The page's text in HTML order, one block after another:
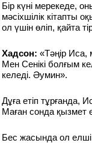
Бір күні мерекеде,
мәсіхшілік кітапты
ол үшін өліп, қайта
Хадсон: «Тәңір Иса,
Мен Сенікі болғым
келеді. Әумин».
Дұға етіп тұрғанда,
Маған сонда қызмет
Бес жасында ол